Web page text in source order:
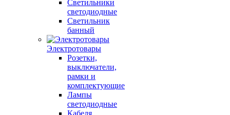
Светильники
светодиодные
Светильник
банный
Электротовары
Розетки,
выключатели,
рамки и
комплектующие
Лампы
светодиодные
Кабеля